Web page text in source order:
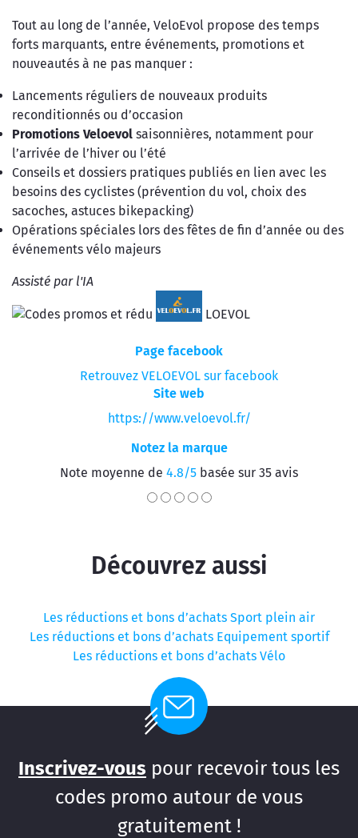
Tout au long de l’année, VeloEvol propose des temps
forts marquants, entre événements, promotions et
nouveautés à ne pas manquer :
Lancements réguliers de nouveaux produits
reconditionnés ou d’occasion
Promotions Veloevol saisonnières, notamment pour
l’arrivée de l’hiver ou l’été
Conseils et dossiers pratiques publiés en lien avec les
besoins des cyclistes (prévention du vol, choix des
sacoches, astuces bikepacking)
Opérations spéciales lors des fêtes de fin d’année ou des
événements vélo majeurs
Assisté par l'IA
Page facebook
Retrouvez VELOEVOL sur facebook
Site web
https://www.veloevol.fr/
Notez la marque
Note moyenne de 4.8/5 basée sur 35 avis
Découvrez aussi
Les réductions et bons d’achats Sport plein air
Les réductions et bons d’achats Equipement sportif
Les réductions et bons d’achats Vélo
Inscrivez-vous pour recevoir tous les
codes promo autour de vous
gratuitement !